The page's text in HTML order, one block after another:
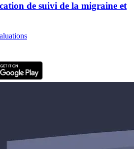
de suivi de la migraine et